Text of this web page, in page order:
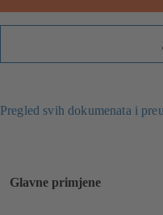
Pregled svih dokumenata i
Glavne primjene